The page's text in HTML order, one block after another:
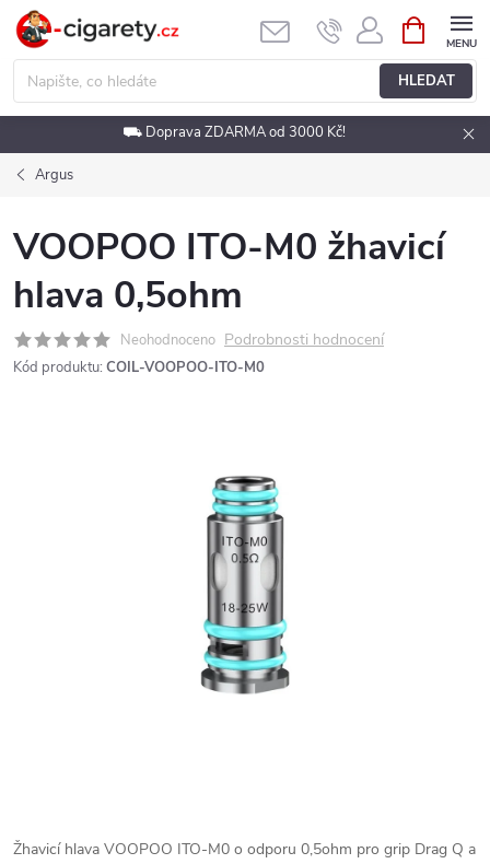
Přejít
obsah
HLEDAT
NÁKUPNÍ
KOŠÍK
⛟ Doprava ZDARMA od 3000 Kč!
Argus
VOOPOO ITO-M0 žhavicí
hlava 0,5ohm
Neohodnoceno Podrobnosti hodnocení
Kód produktu: COIL-VOOPOO-ITO-M0
Žhavicí hlava VOOPOO ITO-M0 o odporu 0,5ohm pro grip Drag Q a